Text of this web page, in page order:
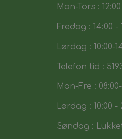
Man-Tors : 12:00
Fredag : 14:00 -
Lørdag : 10:00-
Telefon tid :
Man-Fre : 08:00-
Lørdag : 10:00 -
Søndag :